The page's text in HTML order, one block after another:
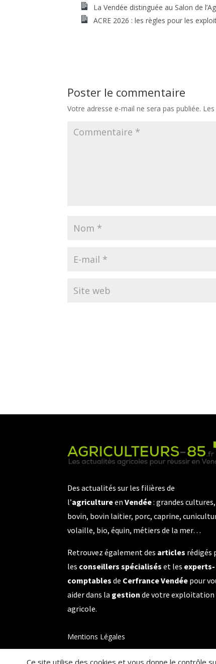
La Vendée distinguée au Salon de
ACRE 2026 : les règles pour les
Poster le commentaire
Votre adresse e-mail ne sera pas publiée.
Des actualités sur les filières de
l’agricultureenVendée: grandes cultures,
bovin, bovin laitier, porc, caprine,
volaille, bio, équin, métiers de la mer…
Retrouvez également des articles rédigés
les conseillers spécialisés et les experts-
comptables de Cerfrance Vendée pour
aider dans la gestion de votre exploitation
agricole.
Mentions Légales
Ce site utilise des cookies et vous donne le contrôle